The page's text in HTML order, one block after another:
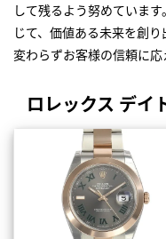
して残るよう努めていま
じて、価値ある未来を創
変わらずお客様の信頼に応
ロレックス デイ